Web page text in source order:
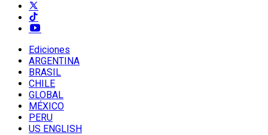
Ediciones
ARGENTINA
BRASIL
CHILE
GLOBAL
MÉXICO
PERU
US ENGLISH